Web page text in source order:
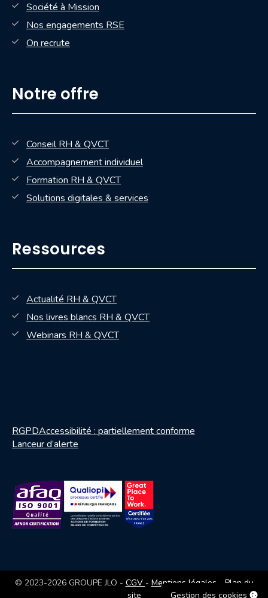
Société à Mission
Nos engagements RSE
On recrute
Notre offre
Conseil RH & QVCT
Accompagnement individuel
Formation RH & QVCT
Solutions digitales & services
Ressources
Actualité RH & QVCT
Nos livres blancs RH & QVCT
Webinars RH & QVCT— nouvelle fenêtre
RGPDAccessibilité : partiellement conforme
Lanceur d’alerte
© 2023-2026 GROUPE JLO - CGV — ouvrir le PDF dans une
- Mentions légales
Plan du
site
Gestion des cookies